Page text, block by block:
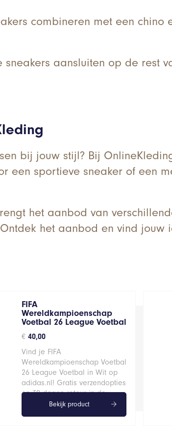
combineren met een
aansluiten op de rest
bij jouw stijl? Bij
een sportieve sneaker of een
het aanbod van
het aanbod en vind
FIFA
Wereldkampioenschap
Voetbal 26 League Voetbal
€ 40,00
Vind je FIFA
Wereldkampioenschap Voetbal
26 League Voetbal in Wit op
adidas.nl! Gratis verzendopties
en 30 dagen retour in de…
Bekijk product